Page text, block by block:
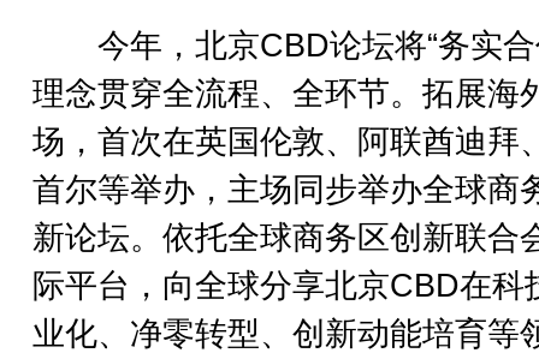
今年，北京CBD论坛将“务实合
理念贯穿全流程、全环节。拓展海
场，首次在英国伦敦、阿联酋迪拜
首尔等举办，主场同步举办全球商
新论坛。依托全球商务区创新联合
际平台，向全球分享北京CBD在科
业化、净零转型、创新动能培育等